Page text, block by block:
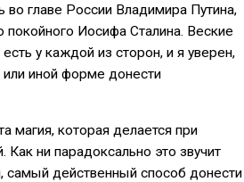
во главе России Владимира Путина,
Иосифа Сталина. Веские
у каждой из сторон, и я уверен,
или иной форме донести
магия, которая делается при
ни парадоксально это звучит
самый действенный способ донести